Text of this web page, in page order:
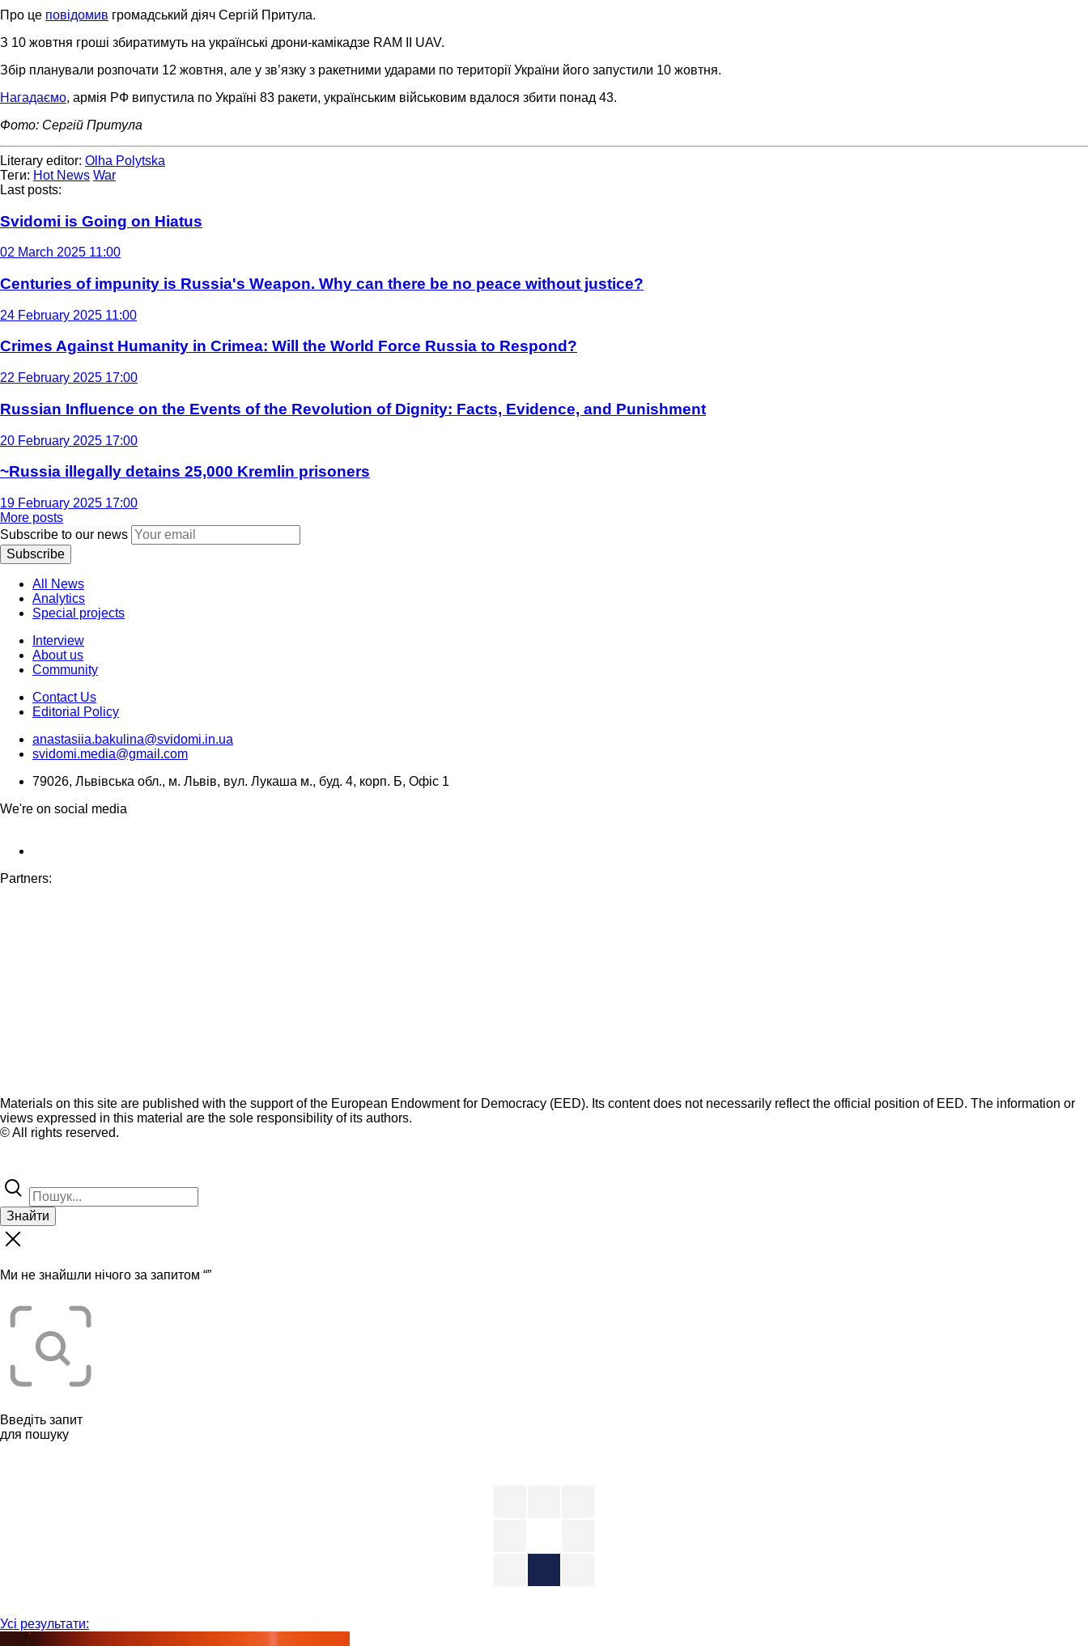
Про це повідомив громадський діяч Сергій Притула.
З 10 жовтня гроші збиратимуть на українські дрони-камікадзе RAM ІІ UAV.
Збір планували розпочати 12 жовтня, але у зв’язку з ракетними ударами по території України його запустили 10 жовтня.
Нагадаємо, армія РФ випустила по Україні 83 ракети, українським військовим вдалося збити понад 43.
Фото: Сергій Притула
Literary editor: Olha Polytska
Теги: Hot News War
Last posts:
Svidomi is Going on Hiatus
02 March 2025 11:00
Centuries of impunity is Russia's Weapon. Why can there be no peace without justice?
24 February 2025 11:00
Crimes Against Humanity in Crimea: Will the World Force Russia to Respond?
22 February 2025 17:00
Russian Influence on the Events of the Revolution of Dignity: Facts, Evidence, and Punishment
20 February 2025 17:00
~Russia illegally detains 25,000 Kremlin prisoners
19 February 2025 17:00
More posts
Subscribe to our news
Subscribe
All News
Analytics
Special projects
Interview
About us
Community
Contact Us
Editorial Policy
anastasiia.bakulina@svidomi.in.ua
svidomi.media@gmail.com
79026, Львівська обл., м. Львів, вул. Лукаша м., буд. 4, корп. Б, Офіс 1
We're on social media
Partners:
Materials on this site are published with the support of the European Endowment for Democracy (EED). Its content does not necessarily reflect the official position of EED. The information or
views expressed in this material are the sole responsibility of its authors.
© All rights reserved.
Знайти
Ми не знайшли нічого за запитом “”
Введіть запит
для пошуку
Усі результати: